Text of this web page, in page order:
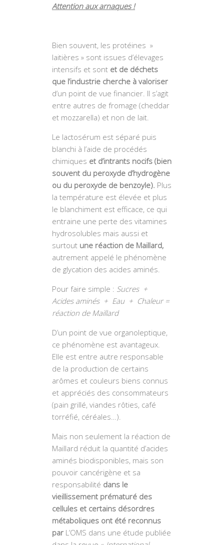
Attention aux arnaques !
Bien souvent, les protéines »
laitières » sont issues d’élevages
intensifs et sont et de déchets
que l’industrie cherche à valoriser
d’un point de vue financier. Il s’agit
entre autres de fromage (cheddar
et mozzarella) et non de lait.
Le lactosérum est séparé puis
blanchi à l’aide de procédés
chimiques et d’intrants nocifs (bien
souvent du peroxyde d’hydrogène
ou du peroxyde de benzoyle). Plus
la température est élevée et plus
le blanchiment est efficace, ce qui
entraine une perte des vitamines
hydrosolubles mais aussi et
surtout une réaction de Maillard,
autrement appelé le phénomène
de glycation des acides aminés.
Pour faire simple : Sucres +
Acides aminés + Eau + Chaleur =
réaction de Maillard
D’un point de vue organoleptique,
ce phénomène est avantageux.
Elle est entre autre responsable
de la production de certains
arômes et couleurs biens connus
et appréciés des consommateurs
(pain grillé, viandes rôties, café
torréfié, céréales…).
Mais non seulement la réaction de
Maillard réduit la quantité d’acides
aminés biodisponibles, mais son
pouvoir cancérigène et sa
responsabilité dans le
vieillissement prématuré des
cellules et certains désordres
métaboliques ont été reconnus
par L’OMS dans une étude publiée